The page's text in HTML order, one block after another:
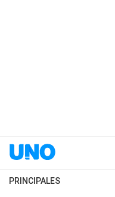
PRINCIPALES